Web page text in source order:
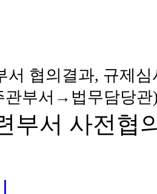
서 협의결과, 규제
관부서→법무담당
부서 사전협